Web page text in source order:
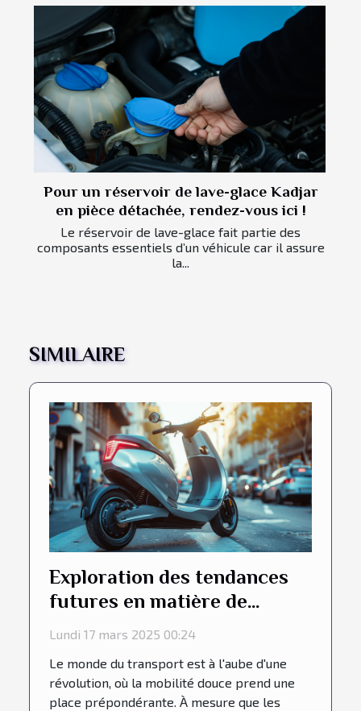
Pour un réservoir de lave-glace Kadjar
en pièce détachée, rendez-vous ici !
Le réservoir de lave-glace fait partie des
composants essentiels d’un véhicule car il assure
la...
SIMILAIRE
Exploration des tendances
futures en matière de
mobilité douce et transport
Lundi 17 mars 2025 00:24
Le monde du transport est à l'aube d'une
révolution, où la mobilité douce prend une
place prépondérante. À mesure que les